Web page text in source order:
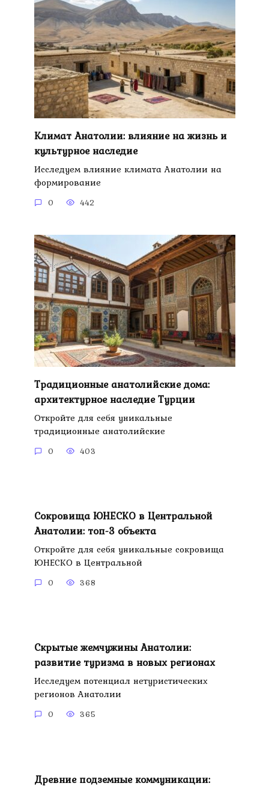
Климат Анатолии: влияние на жизнь и
культурное наследие
Исследуем влияние климата Анатолии на
формирование
0 442
Традиционные анатолийские дома:
архитектурное наследие Турции
Откройте для себя уникальные
традиционные анатолийские
0 403
Сокровища ЮНЕСКО в Центральной
Анатолии: топ-3 объекта
Откройте для себя уникальные сокровища
ЮНЕСКО в Центральной
0 368
Скрытые жемчужины Анатолии:
развитие туризма в новых регионах
Исследуем потенциал нетуристических
регионов Анатолии
0 365
Древние подземные коммуникации: